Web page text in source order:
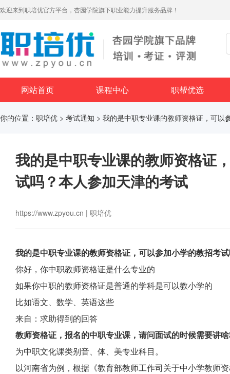
欢迎来到职培优官方平台，杏园学院旗下职业能力提升服务品牌！
网站首页 课程中心 职帮优选
你的位置： 职培优 > 考试通知 > 我的是中职专业课的教师资格证，可以
我的是中职专业课的教师资格证
试吗？本人参加天津的考试
https://www.zpyou.cn | 职培优
我的是中职专业课的教师资格证，可以参加小学的教招考
你好，你中职教师资格证是什么专业的
如果你中职的教师资格证是普通的学科是可以教小学的
比如语文、数学、英语这些
来自：求助得到的回答
教师资格证，报名的中职专业课，请问面试的时候需要讲
为中职文化课类别音、体、美专业科目。
以河南省为例，根据《教育部教师工作司关于中小学教师